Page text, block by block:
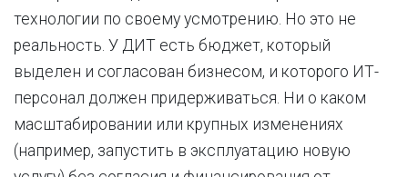
технологии по своему усмотрению. Но это не
реальность. У ДИТ есть бюджет, который
выделен и согласован бизнесом, и которого ИТ-
персонал должен придерживаться. Ни о каком
масштабировании или крупных изменениях
(например, запустить в эксплуатацию новую